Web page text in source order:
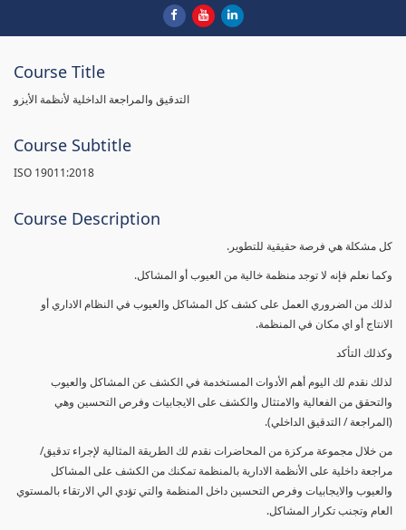
Course Title
التدقيق والمراجعة الداخلية لأنظمة الأيزو
Course Subtitle
ISO 19011:2018
Course Description
كل مشكلة هي فرصة حقيقية للتطوير.
وكما نعلم فإنه لا توجد منظمة خالية من العيوب أو المشاكل.
لذلك من الضروري العمل على كشف كل المشاكل والعيوب في النظام الاداري أو
الانتاج أو اي مكان في المنظمة.
وكذلك التأكد
لذلك نقدم لك اليوم أهم الأدوات المستخدمة في الكشف عن المشاكل والعيوب
والتحقق من الفعالية والامتثال والكشف على الايجابيات وفرص التحسين وهي
(المراجعة / التدقيق الداخلي).
من خلال مجموعة مركزة من المحاضرات نقدم لك الطريقة المثالية لإجراء تدقيق/
مراجعة داخلية على الأنظمة الادارية بالمنظمة تمكنك من الكشف على المشاكل
والعيوب والايجابيات وفرص التحسين داخل المنظمة والتي تؤدي الي الارتقاء بالمستوي
العام وتجنب تكرار المشاكل.